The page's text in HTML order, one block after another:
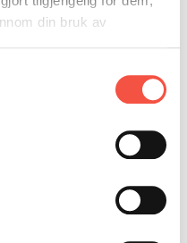
din bruk av
KJØP